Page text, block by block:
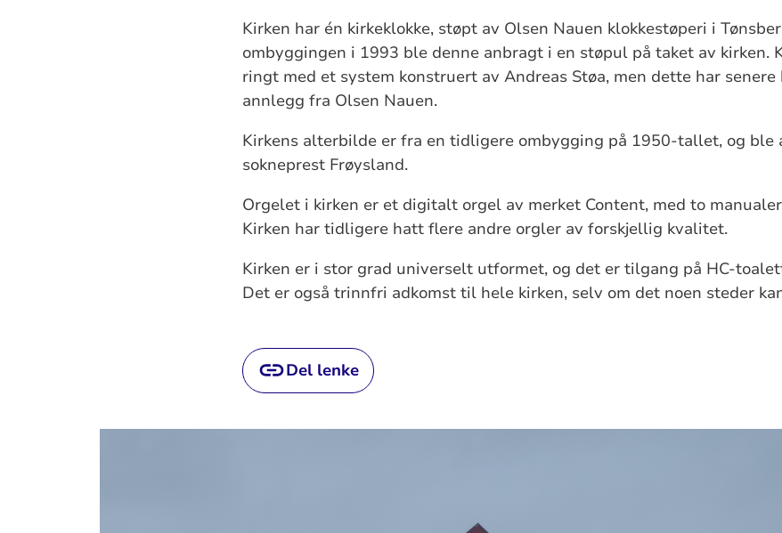
Kirken har én kirkeklokke, støpt av Olsen Nauen klokkestøperi i
ombyggingen i 1993 ble denne anbragt i en støpul på taket av kirken.
ringt med et system konstruert av Andreas Støa, men dette har
annlegg fra Olsen Nauen.
Kirkens alterbilde er fra en tidligere ombygging på 1950-tallet, og ble
sokneprest Frøysland.
Orgelet i kirken er et digitalt orgel av merket Content, med to
Kirken har tidligere hatt flere andre orgler av forskjellig kvalitet.
Kirken er i stor grad universelt utformet, og det er tilgang på HC-
Det er også trinnfri adkomst til hele kirken, selv om det noen steder
Del lenke